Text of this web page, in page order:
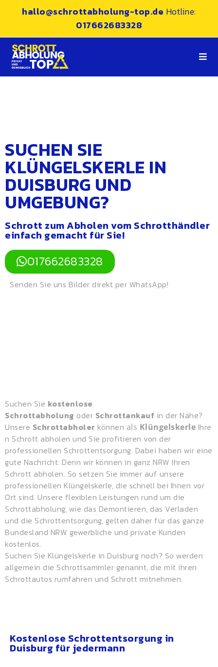
hallo@schrottabholung-top.de Hotline:
017662683328
SUCHEN SIE
KLÜNGELSKERLE IN
DUISBURG UND
UMGEBUNG?
Schrott zum Abholen vom Schrotthändler
einfach gemacht für Sie!
017662683328
Senden Sie uns Bilder direkt per WhatsApp!
Suchen Sie kostenlose
Schrottabholung oder Schrottankauf in der Nähe?
Unsere Schrottabholer können als Klüngelskerle Ihre
n Schrott abholen und Sie profitieren von der
professionellen Schrottentsorgung. Dabei haben wir eine
gute Nachricht: Denn wir können in ganz NRW Ihren
Schrott abholen. So setzen Sie immer auf unsere
professionellen Klüngelskerle, die schnell bei Ihnen vor
Ort sind. Unsere flexiblen Leistungen rund um die
Schrottabholung, wie das Demontieren, das Verladen
und die Schrottentsorgung, gelten daher für das ganze
Bundesland NRW gewerbliche und private Kunden
kostenlos.
Suchen Sie Klüngelskerle in Duisburg noch? So werden
allgemein die Schrottsammler genannt, die mit ihren
Schrottautos rumfahren und Schrott mitnehmen.
Kostenlose Schrottentsorgung in
Duisburg für jedermann